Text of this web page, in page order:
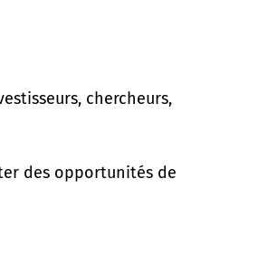
chercheurs,
des opportunités de